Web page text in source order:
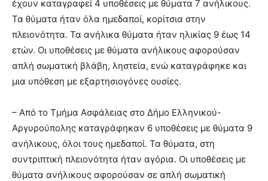
έχουν καταγραφεί 4 υποθέσεις με θύματα 7 ανήλικους.
Τα θύματα ήταν όλα ημεδαποί, κορίτσια στην
πλειονότητα. Τα ανήλικα θύματα ήταν ηλικίας 9 έως 14
ετών. Οι υποθέσεις με θύματα ανήλικους αφορούσαν
απλή σωματική βλάβη, ληστεία, ενώ καταγράφηκε και
μια υπόθεση με εξαρτησιογόνες ουσίες.
– Από το Τμήμα Ασφάλειας στο Δήμο Ελληνικού-
Αργυρούπολης καταγράφηκαν 6 υποθέσεις με θύματα 9
ανήλικους, όλοι τους ημεδαποί. Τα θύματα, στη
συντριπτική πλειονότητα ήταν αγόρια. Οι υποθέσεις με
θύματα ανήλικους αφορούσαν σε απλή σωματική